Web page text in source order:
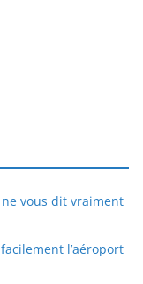
vous dit vraiment
l’aéroport